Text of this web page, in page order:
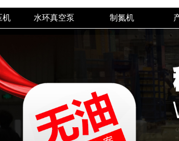
机 水环真空泵 制氮机